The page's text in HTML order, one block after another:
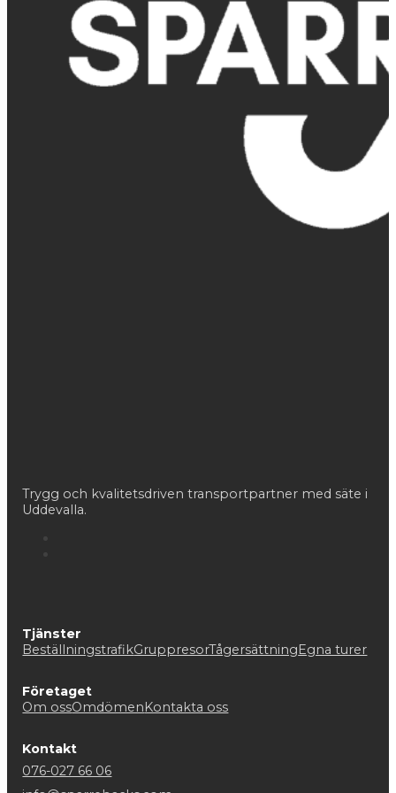
Trygg och kvalitetsdriven transportpartner med säte i
Uddevalla.
Tjänster
BeställningstrafikGruppresorTågersättningEgna turer
Företaget
Om ossOmdömenKontakta oss
Kontakt
076-027 66 06